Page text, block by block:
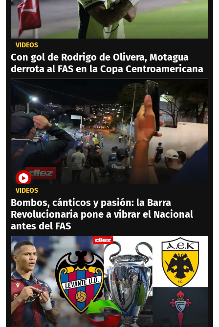
VIDEOS
Con gol de Rodrigo de Olivera, Motagua
derrota al FAS en la Copa Centroamericana
VIDEOS
Bombos, cánticos y pasión: la Barra
Revolucionaria pone a vibrar el Nacional
antes del FAS